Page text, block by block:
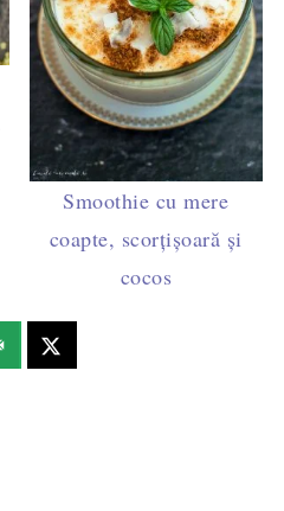
Smoothie cu mere
coapte, scorțișoară și
cocos